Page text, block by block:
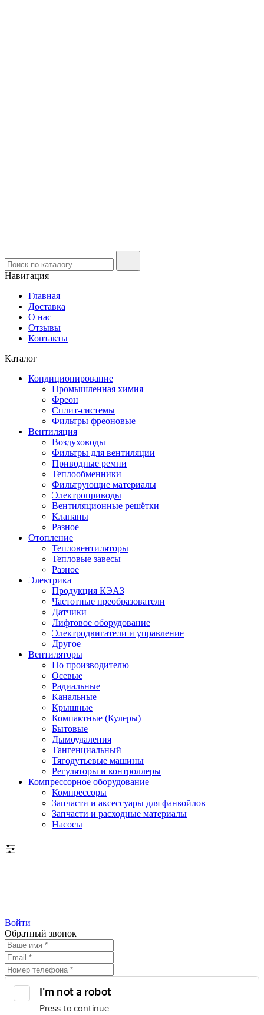
Навигация
Главная
Доставка
О нас
Отзывы
Контакты
Каталог
Кондиционирование
Промышленная химия
Фреон
Сплит-системы
Фильтры фреоновые
Вентиляция
Воздуховоды
Фильтры для вентиляции
Приводные ремни
Теплообменники
Фильтрующие материалы
Электроприводы
Вентиляционные решётки
Клапаны
Разное
Отопление
Тепловентиляторы
Тепловые завесы
Разное
Электрика
Продукция КЭАЗ
Частотные преобразователи
Датчики
Лифтовое оборудование
Электродвигатели и управление
Другое
Вентиляторы
По производителю
Осевые
Радиальные
Канальные
Крышные
Компактные (Кулеры)
Бытовые
Дымоудаления
Тангенциальный
Тягодутьевые машины
Регуляторы и контроллеры
Компрессорное оборудование
Компрессоры
Запчасти и аксессуары для фанкойлов
Запчасти и расходные материалы
Насосы
Войти
Обратный звонок